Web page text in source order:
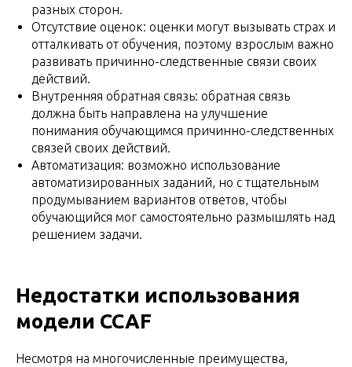
разных сторон.
Отсутствие оценок: оценки могут вызывать страх и
отталкивать от обучения, поэтому взрослым важно
развивать причинно-следственные связи своих
действий.
Внутренняя обратная связь: обратная связь
должна быть направлена на улучшение
понимания обучающимся причинно-следственных
связей своих действий.
Автоматизация: возможно использование
автоматизированных заданий, но с тщательным
продумыванием вариантов ответов, чтобы
обучающийся мог самостоятельно размышлять над
решением задачи.
Недостатки использования
модели CCAF
Несмотря на многочисленные преимущества,